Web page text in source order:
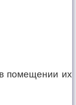
помещении их